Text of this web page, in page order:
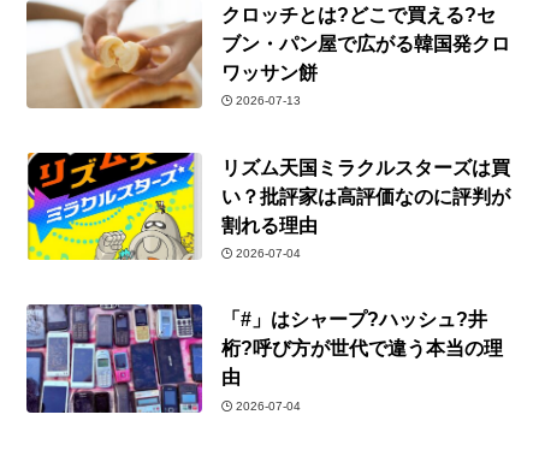
クロッチとは?どこで買える?セ
ブン・パン屋で広がる韓国発クロ
ワッサン餅
2026-07-13
リズム天国ミラクルスターズは買
い？批評家は高評価なのに評判が
割れる理由
2026-07-04
「#」はシャープ?ハッシュ?井
桁?呼び方が世代で違う本当の理
由
2026-07-04